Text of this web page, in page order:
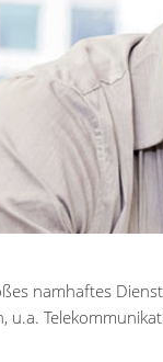
namhaftes
u.a.